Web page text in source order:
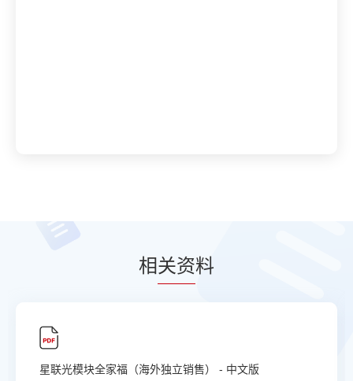
相关资料
星联光模块全家福（海外独立销售） - 中文版